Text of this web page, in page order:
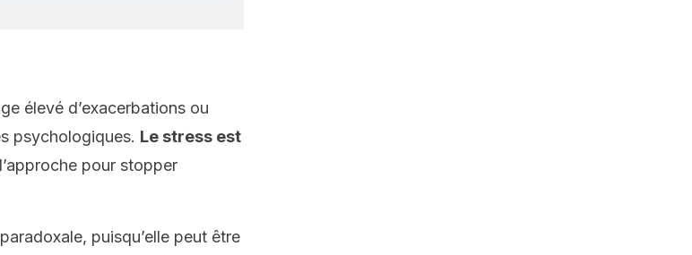
élevé d’exacerbations ou
psychologiques. Le stress est
pour stopper
puisqu’elle peut être